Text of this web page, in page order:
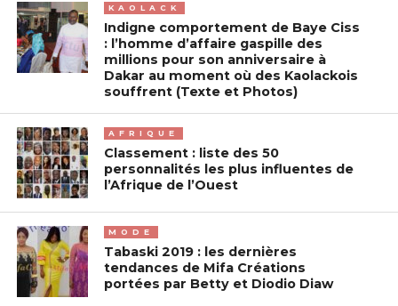
KAOLACK
Indigne comportement de Baye Ciss
: l’homme d’affaire gaspille des
millions pour son anniversaire à
Dakar au moment où des Kaolackois
souffrent (Texte et Photos)
AFRIQUE
Classement : liste des 50
personnalités les plus influentes de
l’Afrique de l’Ouest
MODE
Tabaski 2019 : les dernières
tendances de Mifa Créations
portées par Betty et Diodio Diaw